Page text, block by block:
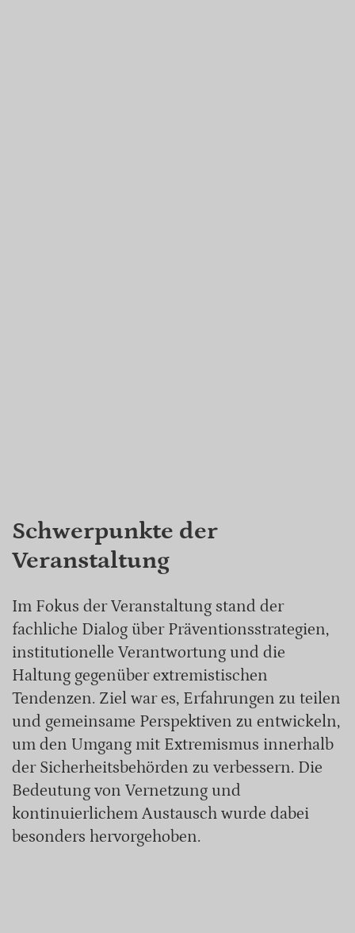
Schwerpunkte der
Veranstaltung
Im Fokus der Veranstaltung stand der
fachliche Dialog über Präventionsstrategien,
institutionelle Verantwortung und die
Haltung gegenüber extremistischen
Tendenzen. Ziel war es, Erfahrungen zu teilen
und gemeinsame Perspektiven zu entwickeln,
um den Umgang mit Extremismus innerhalb
der Sicherheitsbehörden zu verbessern. Die
Bedeutung von Vernetzung und
kontinuierlichem Austausch wurde dabei
besonders hervorgehoben.